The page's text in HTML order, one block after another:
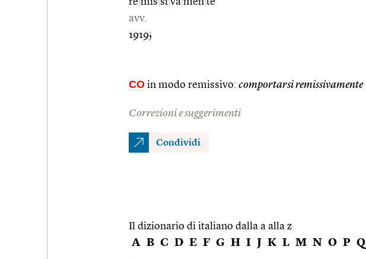
avv.
1919;
CO in modo remissivo: comportarsi remissivamente
Correzioni e suggerimenti
Condividi
Il dizionario di italiano dalla a alla z
A B C D E F G H I J K L M N O P Q